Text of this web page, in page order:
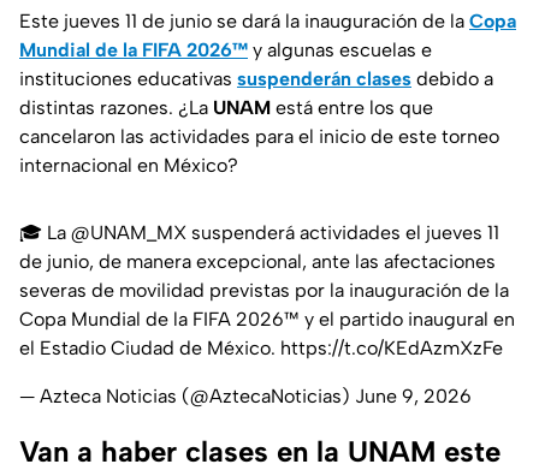
Este jueves 11 de junio se dará la inauguración de la Copa
Mundial de la FIFA 2026™ y algunas escuelas e
instituciones educativas suspenderán clases debido a
distintas razones. ¿La UNAM está entre los que
cancelaron las actividades para el inicio de este torneo
internacional en México?
🎓 La @UNAM_MX suspenderá actividades el jueves 11
de junio, de manera excepcional, ante las afectaciones
severas de movilidad previstas por la inauguración de la
Copa Mundial de la FIFA 2026™ y el partido inaugural en
el Estadio Ciudad de México. https://t.co/KEdAzmXzFe
— Azteca Noticias (@AztecaNoticias) June 9, 2026
Van a haber clases en la UNAM este